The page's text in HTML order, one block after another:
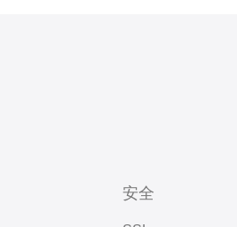
安全